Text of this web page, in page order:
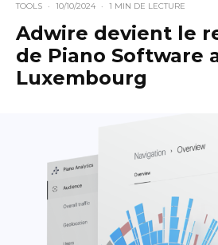
TOOLS · 10/10/2024 · 1 MIN DE LECTURE
Adwire devient le
de Piano Software
Luxembourg